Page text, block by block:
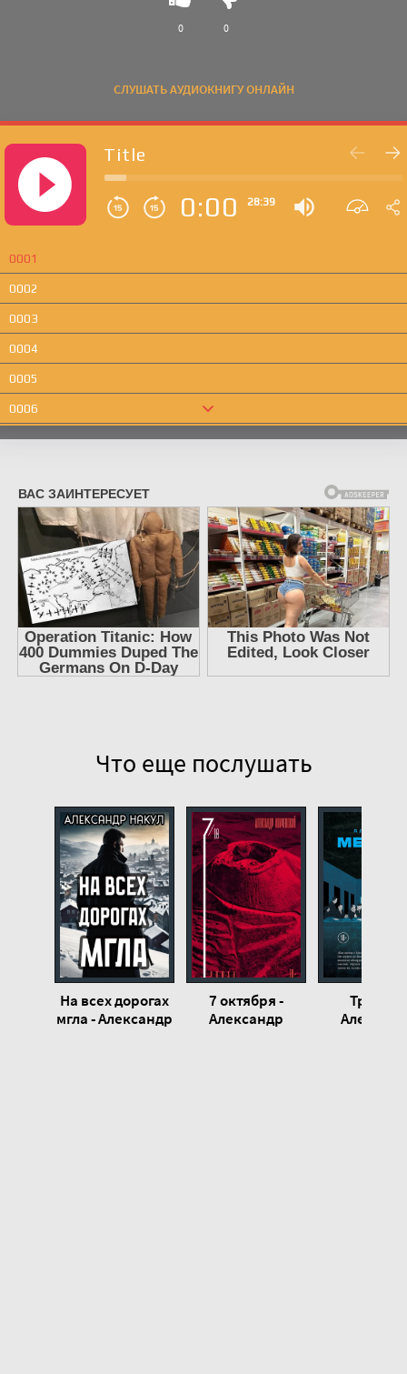
СЛУШАТЬ АУДИОКНИГУ ОНЛАЙН
0 0
Title
0:00 28:39
0001
0002
0003
0004
0005
0006
0007
0009
0010
0011
0012
0013
0014
0015
Что еще послушать
На всех дорогах
мгла - Александр
7 октября -
Александр
Тризна -